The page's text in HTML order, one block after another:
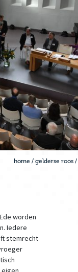
home / gelderse roos /
worden
Iedere
stemrecht